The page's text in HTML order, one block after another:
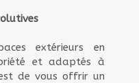
extérieurs en
et adaptés à
de vous offrir un